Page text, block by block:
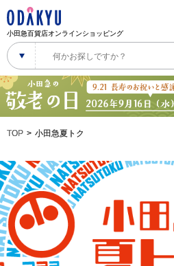
小田急百貨店オンラインショッピング
TOP 小田急夏トク